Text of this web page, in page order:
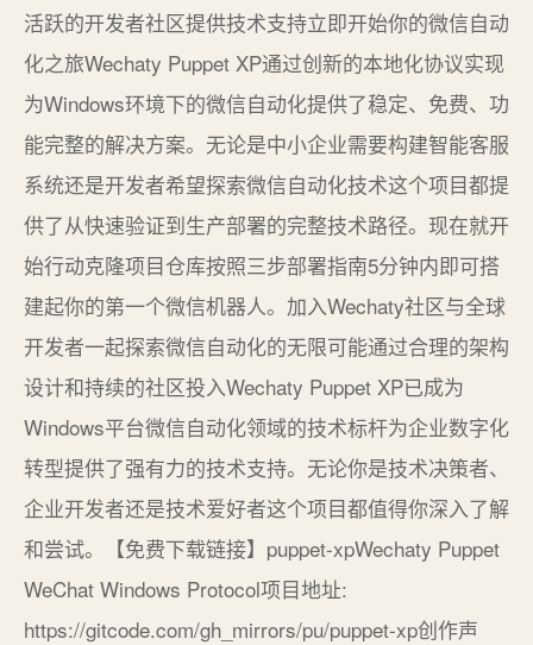
活跃的开发者社区提供技术支持立即开始你的微信自动
化之旅Wechaty Puppet XP通过创新的本地化协议实现
为Windows环境下的微信自动化提供了稳定、免费、功
能完整的解决方案。无论是中小企业需要构建智能客服
系统还是开发者希望探索微信自动化技术这个项目都提
供了从快速验证到生产部署的完整技术路径。现在就开
始行动克隆项目仓库按照三步部署指南5分钟内即可搭
建起你的第一个微信机器人。加入Wechaty社区与全球
开发者一起探索微信自动化的无限可能通过合理的架构
设计和持续的社区投入Wechaty Puppet XP已成为
Windows平台微信自动化领域的技术标杆为企业数字化
转型提供了强有力的技术支持。无论你是技术决策者、
企业开发者还是技术爱好者这个项目都值得你深入了解
和尝试。【免费下载链接】puppet-xpWechaty Puppet
WeChat Windows Protocol项目地址:
https://gitcode.com/gh_mirrors/pu/puppet-xp创作声